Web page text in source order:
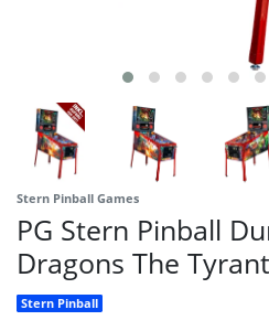
Stern Pinball Games
PG Stern Pinball
Dragons The
Stern Pinball